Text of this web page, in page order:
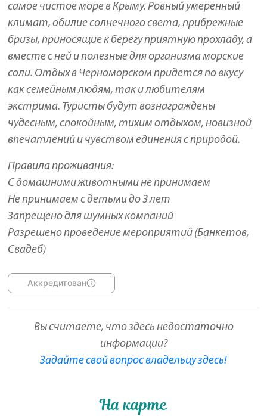
самое чистое море в Крыму. Ровный умеренный
климат, обилие солнечного света, прибрежные
бризы, приносящие к берегу приятную прохладу, а
вместе с ней и полезные для организма морские
соли. Отдых в Черноморском придется по вкусу
как семейным людям, так и любителям
экстрима. Туристы будут вознаграждены
чудесным, спокойным, тихим отдыхом, новизной
впечатлений и чувством единения с природой.
Правила проживания:
С домашними животными не принимаем
Не принимаем с детьми до 3 лет
Запрещено для шумных компаний
Разрешено проведение мероприятий (Банкетов,
Свадеб)
Аккредитован
Вы считаете, что здесь недостаточно
информации?
Задайте свой вопрос владельцу здесь!
На карте